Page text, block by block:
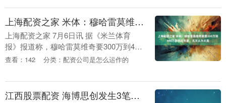
队放....
上海配资之家 米体：穆哈雷莫维奇索要300万到400万欧税后年薪，尤文认为太高
上海配资之家 7月6日讯 据《米兰体育
报》报道称，穆哈雷莫维奇要300万到400
万欧的税后年薪，尤文认为太高。 尤文现
任职....
查看：142 分类：配资公司是怎么运作的
江西股票配资 海博思创发生3笔大宗交易 合计成交6673.80万元